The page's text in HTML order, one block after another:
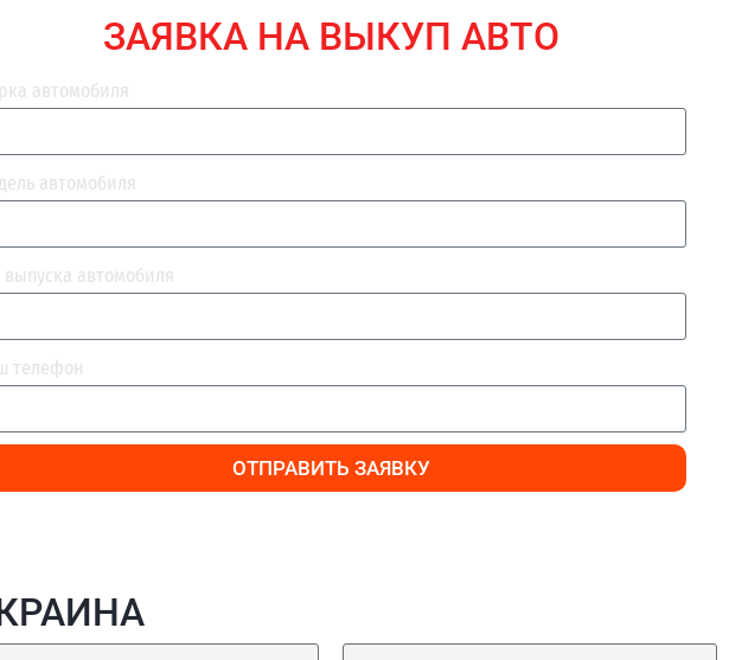
ЗАЯВКА НА ВЫКУП АВТО
автомобиля
автомобиля
выпуска автомобиля
телефон
ОТПРАВИТЬ ЗАЯВКУ